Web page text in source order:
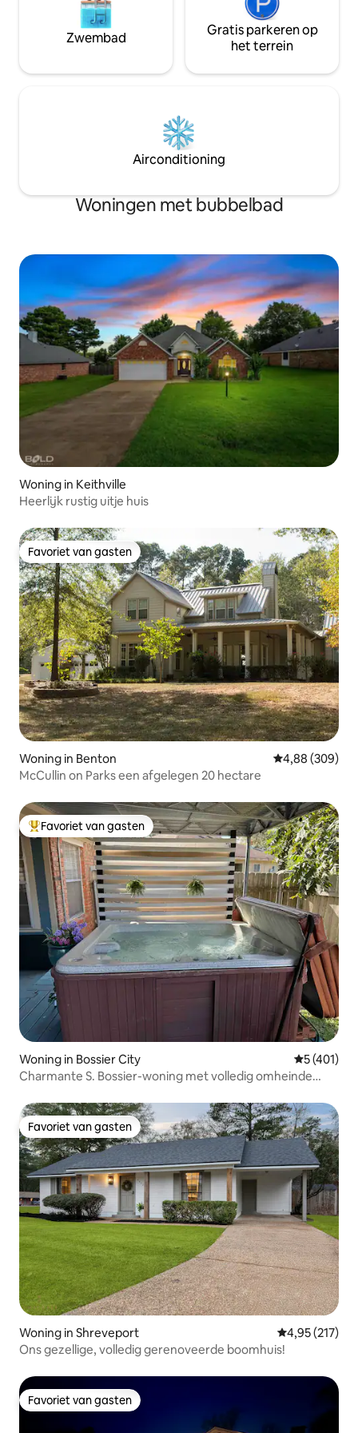
Zwembad
Gratis parkeren op
het terrein
Airconditioning
Woningen met bubbelbad
Woning in Keithville
Heerlijk rustig uitje huis
Favoriet van gasten
Favoriet van gasten
Woning in Benton Gemiddelde
4,88 (309)
McCullin on Parks een afgelegen 20 hectare
Topfavoriet van gasten
Favoriet van gasten
Woning in Bossier City
5 (401)
Charmante S. Bossier-woning met volledig omheinde
Favoriet van gasten
Favoriet van gasten
Woning in Shreveport Gemiddelde
4,95 (217)
Ons gezellige, volledig gerenoveerde boomhuis!
Favoriet van gasten
Favoriet van gasten